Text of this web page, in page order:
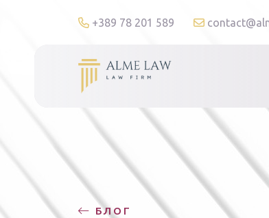
+389 78 201 589
БЛОГ